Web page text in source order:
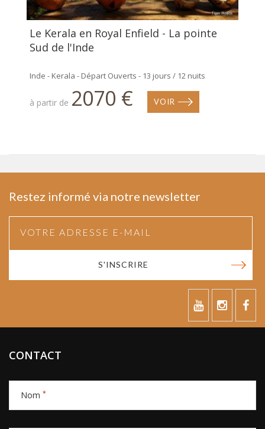
Le Kerala en Royal Enfield - La pointe
Sud de l'Inde
Inde - Kerala - Départ Ouverts - 13 jours / 12 nuits
à partir de 2070 € VOIR
Restez informé via notre newsletter
S'INSCRIRE
CONTACT
Nom *